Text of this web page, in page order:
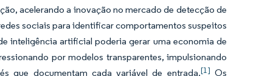
acelerando a inovação no mercado de detecção de
sociais para identificar comportamentos suspeitos
inteligência artificial poderia gerar uma economia de
por modelos transparentes, impulsionando
que documentam cada variável de entrada.[1] Os